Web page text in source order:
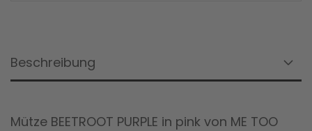
Beschreibung
Mütze BEETROOT PURPLE in pink von ME TOO